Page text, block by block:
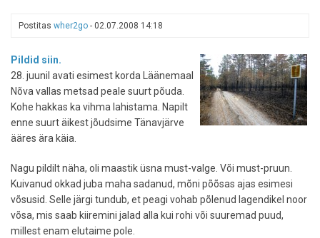
Postitas wher2go - 02.07.2008 14:18
Pildid siin.
28. juunil avati esimest korda Läänemaal
Nõva vallas metsad peale suurt põuda.
Kohe hakkas ka vihma lahistama. Napilt
enne suurt äikest jõudsime Tänavjärve
ääres ära käia.
Nagu pildilt näha, oli maastik üsna must-valge. Või must-pruun.
Kuivanud okkad juba maha sadanud, mõni põõsas ajas esimesi
võsusid. Selle järgi tundub, et peagi vohab põlenud lagendikel noor
võsa, mis saab kiiremini jalad alla kui rohi või suuremad puud,
millest enam elutaime pole.